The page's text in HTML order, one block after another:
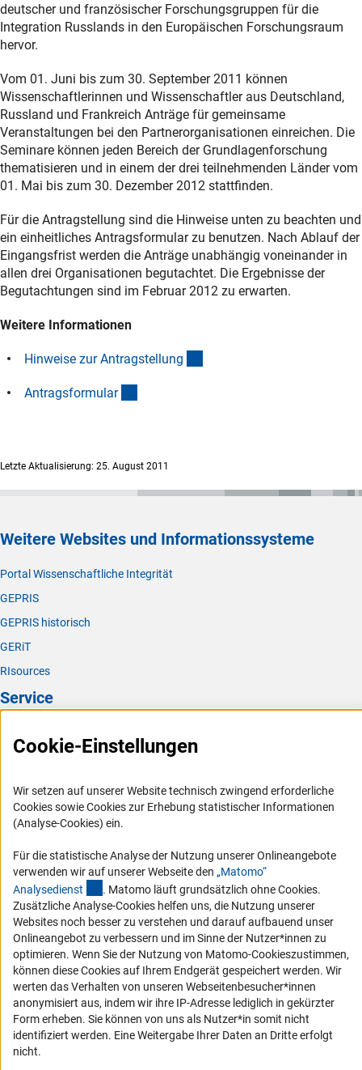
deutscher und französischer Forschungsgruppen für die
Integration Russlands in den Europäischen Forschungsraum
hervor.
Vom 01. Juni bis zum 30. September 2011 können
Wissenschaftlerinnen und Wissenschaftler aus Deutschland,
Russland und Frankreich Anträge für gemeinsame
Veranstaltungen bei den Partnerorganisationen einreichen. Die
Seminare können jeden Bereich der Grundlagenforschung
thematisieren und in einem der drei teilnehmenden Länder vom
01. Mai bis zum 30. Dezember 2012 stattfinden.
Für die Antragstellung sind die Hinweise unten zu beachten und
ein einheitliches Antragsformular zu benutzen. Nach Ablauf der
Eingangsfrist werden die Anträge unabhängig voneinander in
allen drei Organisationen begutachtet. Die Ergebnisse der
Begutachtungen sind im Februar 2012 zu erwarten.
Weitere Informationen
Hinweise zur Antragstellung
Antragsformular
Letzte Aktualisierung: 25. August 2011
Weitere Websites und Informationssysteme
Portal Wissenschaftliche Integrität
GEPRIS
GEPRIS historisch
GERiT
RIsources
Service
FAQ
Logo und Corporate Design
RSS-Feeds
Compliance
Vergabeverfahren
Barrierefreiheit
Service und Informationen für Menschen mit Behinderungen
Erklärung zur Barrierefreiheit
Barriere melden
DFG-aktuell
Erhalten Sie Neuigkeiten aus der DFG direkt in Ihr Mailpostfach oder
Cookie-Einstellungen
Wir setzen auf unserer Website technisch zwingend erforderliche
Cookies sowie Cookies zur Erhebung statistischer Informationen
(Analyse-Cookies) ein.
Für die statistische Analyse der Nutzung unserer Onlineangebote
verwenden wir auf unserer Webseite den „Matomo“
Analysedienst (externer Link)
. Matomo läuft grundsätzlich ohne Cookies.
Zusätzliche Analyse-Cookies helfen uns, die Nutzung unserer
Websites noch besser zu verstehen und darauf aufbauend unser
Onlineangebot zu verbessern und im Sinne der Nutzer*innen zu
optimieren. Wenn Sie der Nutzung von Matomo-Cookieszustimmen,
können diese Cookies auf Ihrem Endgerät gespeichert werden. Wir
werten das Verhalten von unseren Webseitenbesucher*innen
anonymisiert aus, indem wir ihre IP-Adresse lediglich in gekürzter
Form erheben. Sie können von uns als Nutzer*in somit nicht
identifiziert werden. Eine Weitergabe Ihrer Daten an Dritte erfolgt
nicht.